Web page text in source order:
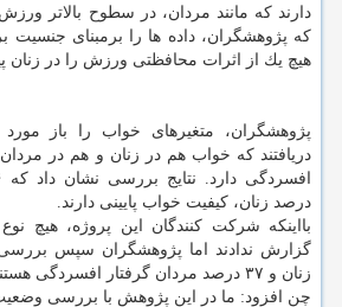
دارند كه مانند مردان، در سطوح بالاتر
كه پژوهشگران، داده ها را برمبنای جنسیت
هیچ یك از اثرات محافظتی ورزش را در زنان
پژوهشگران، متغیرهای خواب را باز
دریافتند كه خواب هم در زنان و هم در
درصد زنان، كیفیت خواب پایینی دارند.
بااینكه شركت كنندگان این پروژه، هیچ
زنان و ۳۷ درصد مردان گرفتار افسردگی هستند.
چن افزود: ما در این پژوهش با بررسی